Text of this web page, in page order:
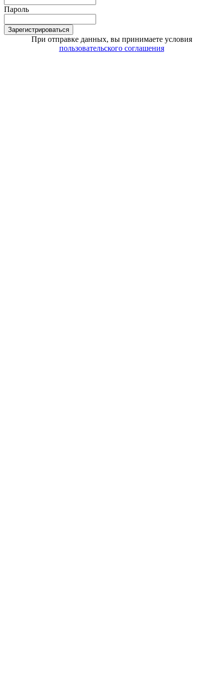
Пароль
Зарегистрироваться
При отправке данных, вы принимаете условия
пользовательского соглашения